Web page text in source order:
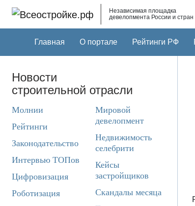
Независимая площадка
девелопмента России и
Главная О портале Рейтинги РФ
Новости
строительной отрасли
Молнии
Рейтинги
Законодательство
Интервью ТОПов
Цифровизация
Роботизация
Мировой
девелопмент
Недвижимость
селебрити
Кейсы
застройщиков
Скандалы месяца